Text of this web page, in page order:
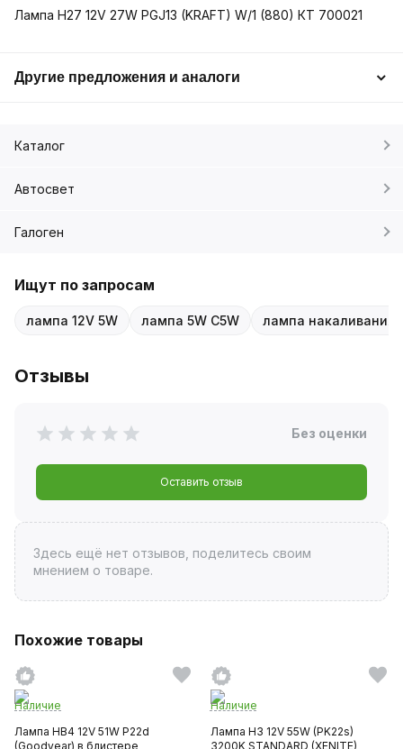
Лампа H27 12V 27W PGJ13 (KRAFT) W/1 (880) КТ 700021
Другие предложения и аналоги
Каталог
Автосвет
Галоген
Ищут по запросам
лампа 12V 5W лампа 5W C5W лампа накаливания
Отзывы
Без оценки
Оставить отзыв
Здесь ещё нет отзывов, поделитесь своим
мнением о товаре.
Похожие товары
Наличие
Лампа HB4 12V 51W P22d
(Goodyear) в блистере
Наличие
Лампа H3 12V 55W (PK22s)
3200K STANDARD (XENITE)